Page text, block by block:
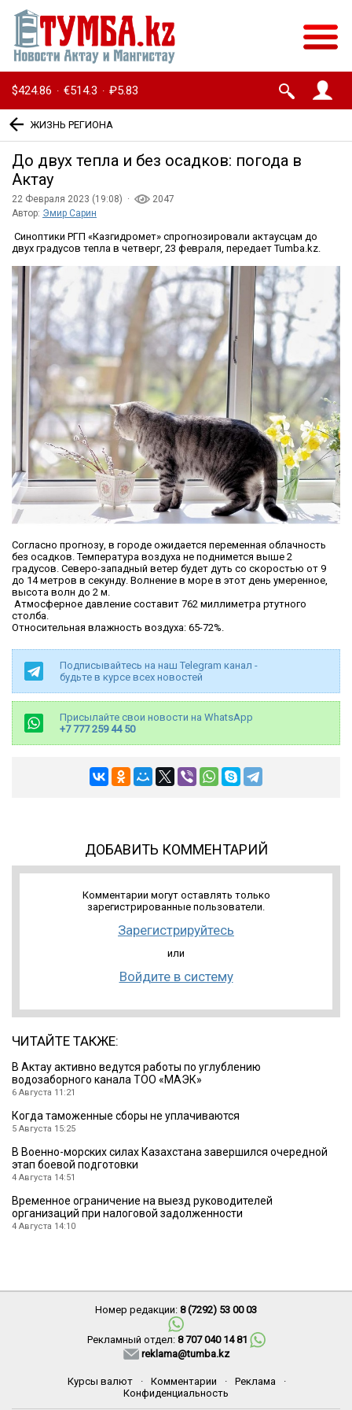
$424.86 · €514.3 · ₽5.83
ЖИЗНЬ РЕГИОНА
До двух тепла и без осадков: погода в
Актау
22 Февраля 2023 (19:08) ·
2047
Автор: Эмир Сарин
Синоптики РГП «Казгидромет» спрогнозировали актаусцам до
двух градусов тепла в четверг, 23 февраля, передает Tumba.kz.
Согласно прогнозу, в городе ожидается переменная облачность
без осадков. Температура воздуха не поднимется выше 2
градусов. Северо-западный ветер будет дуть со скоростью от 9
до 14 метров в секунду. Волнение в море в этот день умеренное,
высота волн до 2 м.
Атмосферное давление составит 762 миллиметра ртутного
столба.
Относительная влажность воздуха: 65-72%.
Подписывайтесь на наш Telegram канал -
будьте в курсе всех новостей
Присылайте свои новости на WhatsApp
+7 777 259 44 50
ДОБАВИТЬ КОММЕНТАРИЙ
Комментарии могут оставлять только
зарегистрированные пользователи.
Зарегистрируйтесь
или
Войдите в систему
ЧИТАЙТЕ ТАКЖЕ:
В Актау активно ведутся работы по углублению
водозаборного канала ТОО «МАЭК»
6 Августа 11:21
Когда таможенные сборы не уплачиваются
5 Августа 15:25
В Военно-морских силах Казахстана завершился очередной
этап боевой подготовки
4 Августа 14:51
Временное ограничение на выезд руководителей
организаций при налоговой задолженности
4 Августа 14:10
Номер редакции: 8 (7292) 53 00 03
Рекламный отдел: 8 707 040 14 81
reklama@tumba.kz
Курсы валют · Комментарии · Реклама
·
Конфиденциальность